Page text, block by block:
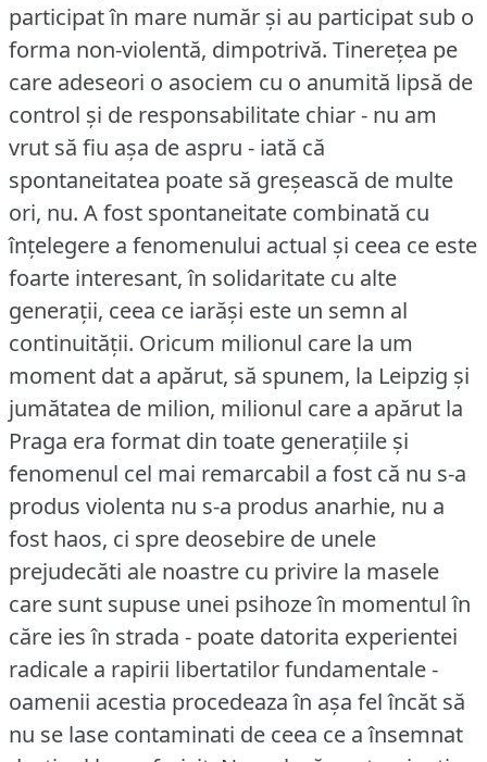
participat în mare număr şi au participat sub o
forma non-violentă, dimpotrivă. Tinereţea pe
care adeseori o asociem cu o anumită lipsă de
control şi de responsabilitate chiar - nu am
vrut să fiu aşa de aspru - iată că
spontaneitatea poate să greşească de multe
ori, nu. A fost spontaneitate combinată cu
înţelegere a fenomenului actual şi ceea ce este
foarte interesant, în solidaritate cu alte
generaţii, ceea ce iarăşi este un semn al
continuităţii. Oricum milionul care la um
moment dat a apărut, să spunem, la Leipzig şi
jumătatea de milion, milionul care a apărut la
Praga era format din toate generaţiile şi
fenomenul cel mai remarcabil a fost că nu s-a
produs violenta nu s-a produs anarhie, nu a
fost haos, ci spre deosebire de unele
prejudecăti ale noastre cu privire la masele
care sunt supuse unei psihoze în momentul în
căre ies în strada - poate datorita experientei
radicale a rapirii libertatilor fundamentale -
oamenii acestia procedeaza în aşa fel încăt să
nu se lase contaminati de ceea ce a însemnat